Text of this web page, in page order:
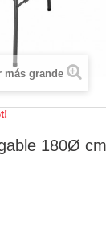
más grande
180Ø cm